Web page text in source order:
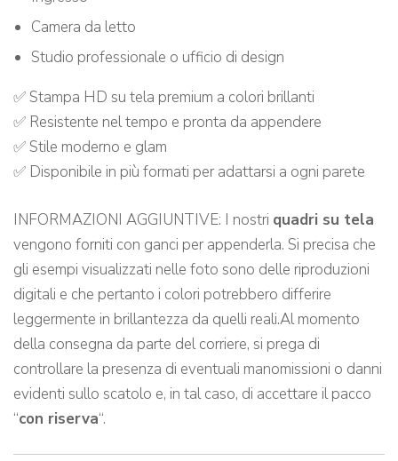
Camera da letto
Studio professionale o ufficio di design
✅ Stampa HD su tela premium a colori brillanti
✅ Resistente nel tempo e pronta da appendere
✅ Stile moderno e glam
✅ Disponibile in più formati per adattarsi a ogni parete
INFORMAZIONI AGGIUNTIVE: I nostri quadri su tela
vengono forniti con ganci per appenderla. Si precisa che
gli esempi visualizzati nelle foto sono delle riproduzioni
digitali e che pertanto i colori potrebbero differire
leggermente in brillantezza da quelli reali.Al momento
della consegna da parte del corriere, si prega di
controllare la presenza di eventuali manomissioni o danni
evidenti sullo scatolo e, in tal caso, di accettare il pacco
“con riserva“.